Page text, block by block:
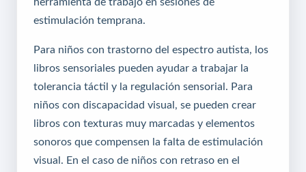
estimulación temprana.
Para niños con trastorno del espectro autista, los
libros sensoriales pueden ayudar a trabajar la
tolerancia táctil y la regulación sensorial. Para
niños con discapacidad visual, se pueden crear
libros con texturas muy marcadas y elementos
sonoros que compensen la falta de estimulación
visual. En el caso de niños con retraso en el